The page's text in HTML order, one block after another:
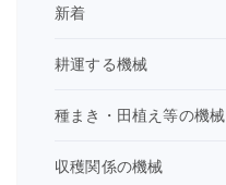
新着
耕運する機械
種まき・田植え等の機械
収穫関係の機械